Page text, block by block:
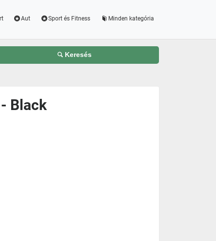
Aut Sport és Fitness Minden kategória
Keresés
Black